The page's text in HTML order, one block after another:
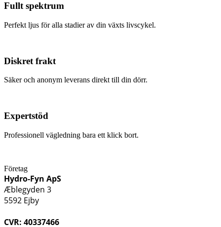
Fullt spektrum
Perfekt ljus för alla stadier av din växts livscykel.
Diskret frakt
Säker och anonym leverans direkt till din dörr.
Expertstöd
Professionell vägledning bara ett klick bort.
Företag
Hydro-Fyn ApS
Æblegyden 3
5592 Ejby
CVR: 40337466